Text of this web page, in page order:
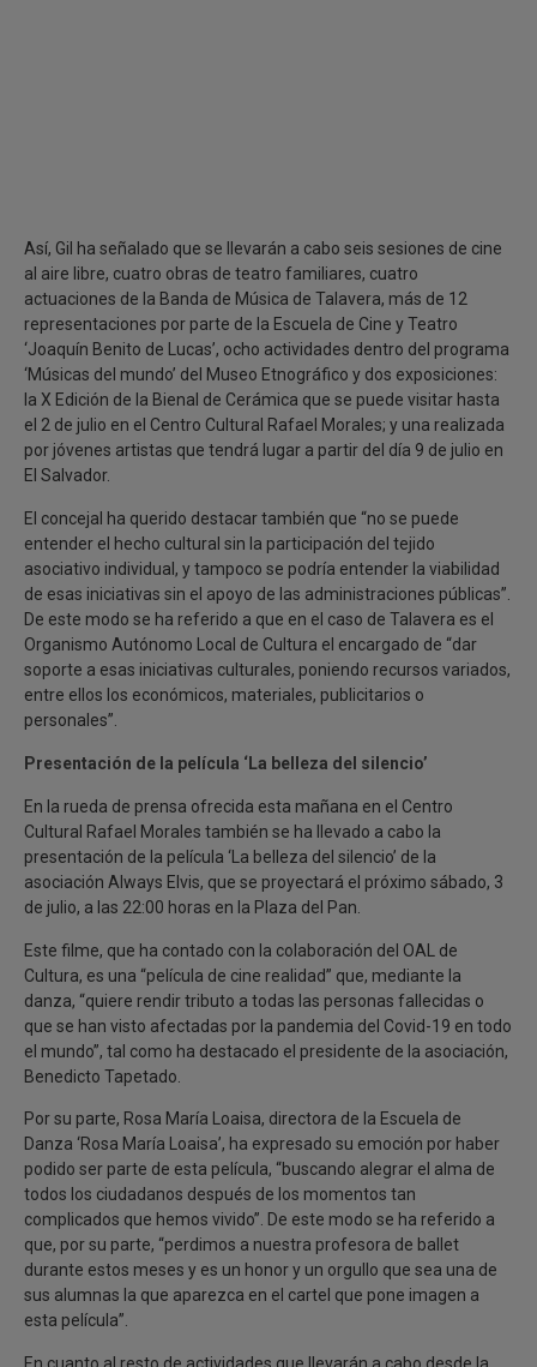
Así, Gil ha señalado que se llevarán a cabo seis sesiones de cine
al aire libre, cuatro obras de teatro familiares, cuatro
actuaciones de la Banda de Música de Talavera, más de 12
representaciones por parte de la Escuela de Cine y Teatro
‘Joaquín Benito de Lucas’, ocho actividades dentro del programa
‘Músicas del mundo’ del Museo Etnográfico y dos exposiciones:
la X Edición de la Bienal de Cerámica que se puede visitar hasta
el 2 de julio en el Centro Cultural Rafael Morales; y una realizada
por jóvenes artistas que tendrá lugar a partir del día 9 de julio en
El Salvador.
El concejal ha querido destacar también que “no se puede
entender el hecho cultural sin la participación del tejido
asociativo individual, y tampoco se podría entender la viabilidad
de esas iniciativas sin el apoyo de las administraciones públicas”.
De este modo se ha referido a que en el caso de Talavera es el
Organismo Autónomo Local de Cultura el encargado de “dar
soporte a esas iniciativas culturales, poniendo recursos variados,
entre ellos los económicos, materiales, publicitarios o
personales”.
Presentación de la película ‘La belleza del silencio’
En la rueda de prensa ofrecida esta mañana en el Centro
Cultural Rafael Morales también se ha llevado a cabo la
presentación de la película ‘La belleza del silencio’ de la
asociación Always Elvis, que se proyectará el próximo sábado, 3
de julio, a las 22:00 horas en la Plaza del Pan.
Este filme, que ha contado con la colaboración del OAL de
Cultura, es una “película de cine realidad” que, mediante la
danza, “quiere rendir tributo a todas las personas fallecidas o
que se han visto afectadas por la pandemia del Covid-19 en todo
el mundo”, tal como ha destacado el presidente de la asociación,
Benedicto Tapetado.
Por su parte, Rosa María Loaisa, directora de la Escuela de
Danza ‘Rosa María Loaisa’, ha expresado su emoción por haber
podido ser parte de esta película, “buscando alegrar el alma de
todos los ciudadanos después de los momentos tan
complicados que hemos vivido”. De este modo se ha referido a
que, por su parte, “perdimos a nuestra profesora de ballet
durante estos meses y es un honor y un orgullo que sea una de
sus alumnas la que aparezca en el cartel que pone imagen a
esta película”.